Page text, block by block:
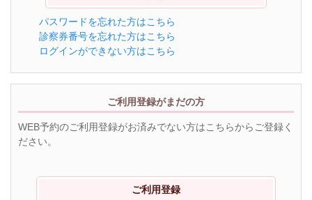
パスワードを忘れた方はこちら
診察券番号を忘れた方はこちら
ログインができない方はこちら
ご利用登録がまだの方
WEB予約のご利用登録がお済みでない方はこちらからご登録く
ださい。
ご利用登録